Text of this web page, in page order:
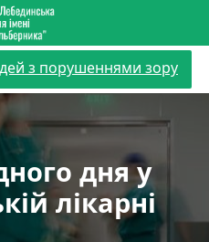
з порушеннями зору
дня у
лікарні